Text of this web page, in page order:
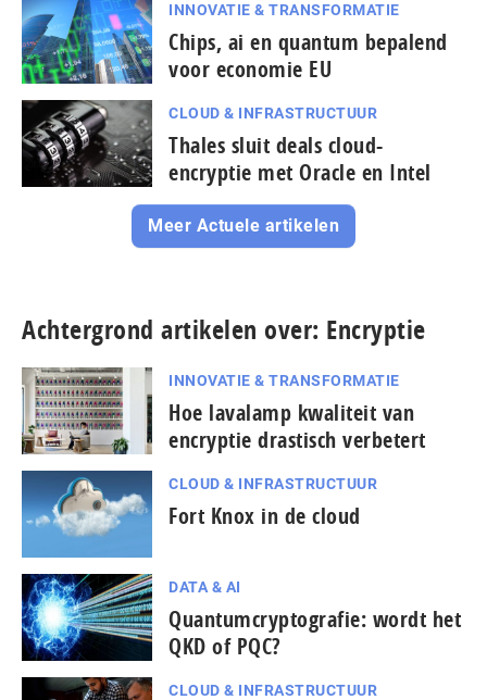
INNOVATIE & TRANSFORMATIE
Chips, ai en quantum bepalend
voor economie EU
CLOUD & INFRASTRUCTUUR
Thales sluit deals cloud-
encryptie met Oracle en Intel
Meer Actuele artikelen
Achtergrond artikelen over: Encryptie
INNOVATIE & TRANSFORMATIE
Hoe lavalamp kwaliteit van
encryptie drastisch verbetert
CLOUD & INFRASTRUCTUUR
Fort Knox in de cloud
DATA & AI
Quantumcryptografie: wordt het
QKD of PQC?
CLOUD & INFRASTRUCTUUR